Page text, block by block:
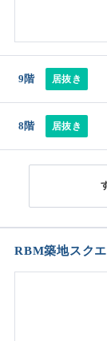
9階 居抜き
8階 居抜き
RBM築地スク